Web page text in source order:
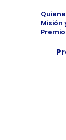
Misión